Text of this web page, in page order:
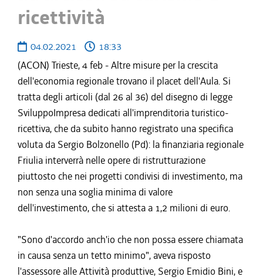
ricettività
04.02.2021
18:33
(ACON) Trieste, 4 feb - Altre misure per la crescita
dell'economia regionale trovano il placet dell'Aula. Si
tratta degli articoli (dal 26 al 36) del disegno di legge
SviluppoImpresa dedicati all'imprenditoria turistico-
ricettiva, che da subito hanno registrato una specifica
voluta da Sergio Bolzonello (Pd): la finanziaria regionale
Friulia interverrà nelle opere di ristrutturazione
piuttosto che nei progetti condivisi di investimento, ma
non senza una soglia minima di valore
dell'investimento, che si attesta a 1,2 milioni di euro.
"Sono d'accordo anch'io che non possa essere chiamata
in causa senza un tetto minimo", aveva risposto
l'assessore alle Attività produttive, Sergio Emidio Bini, e